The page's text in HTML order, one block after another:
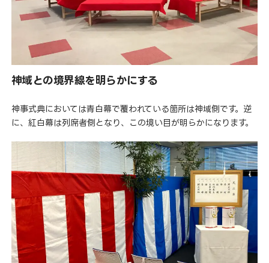
神域との境界線を明らかにする
神事式典においては青白幕で覆われている箇所は神域側です。逆
に、紅白幕は列席者側となり、この境い目が明らかになります。